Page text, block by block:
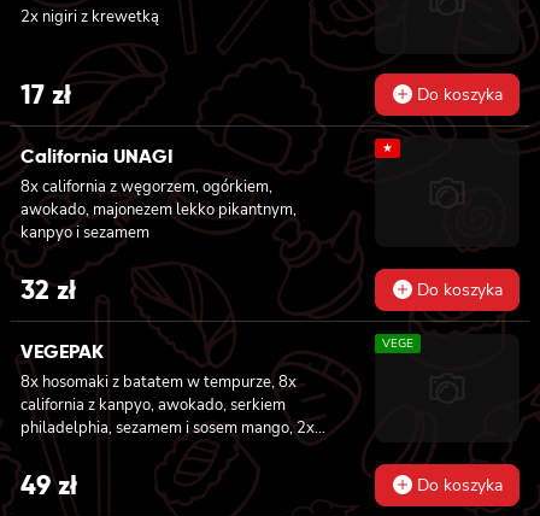
2x nigiri z krewetką
17 zł Do koszyka
California UNAGI
8x california z węgorzem, ogórkiem,
awokado, majonezem lekko pikantnym,
kanpyo i sezamem
★
32zł Do koszyka
VEGEPAK
8x hosomaki z batatem w tempurze, 8x
california z kanpyo, awokado, serkiem
philadelphia, sezamem i sosem mango, 2x
nigiri z awokado i sosem mango
VEGE
49zł Do koszyka